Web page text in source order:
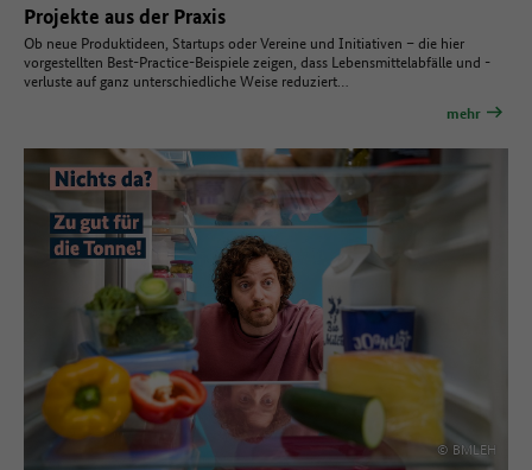
Projekte aus der Praxis
Ob neue Produktideen, Startups oder Vereine und Initiativen – die hier
vorgestellten Best-Practice-Beispiele zeigen, dass Lebensmittelabfälle und -
verluste auf ganz unterschiedliche Weise reduziert…
mehr
© BMLEH